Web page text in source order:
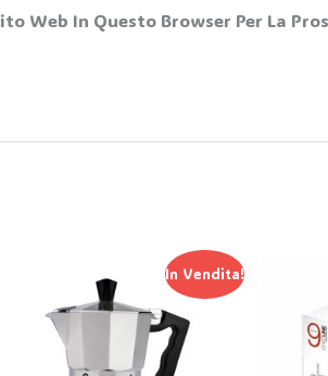
Web In Questo Browser Per La
In Vendita!
Prezzo
Originale
Era:
39,90 €.
Il
Prezzo
Attuale
È:
27,90 €.